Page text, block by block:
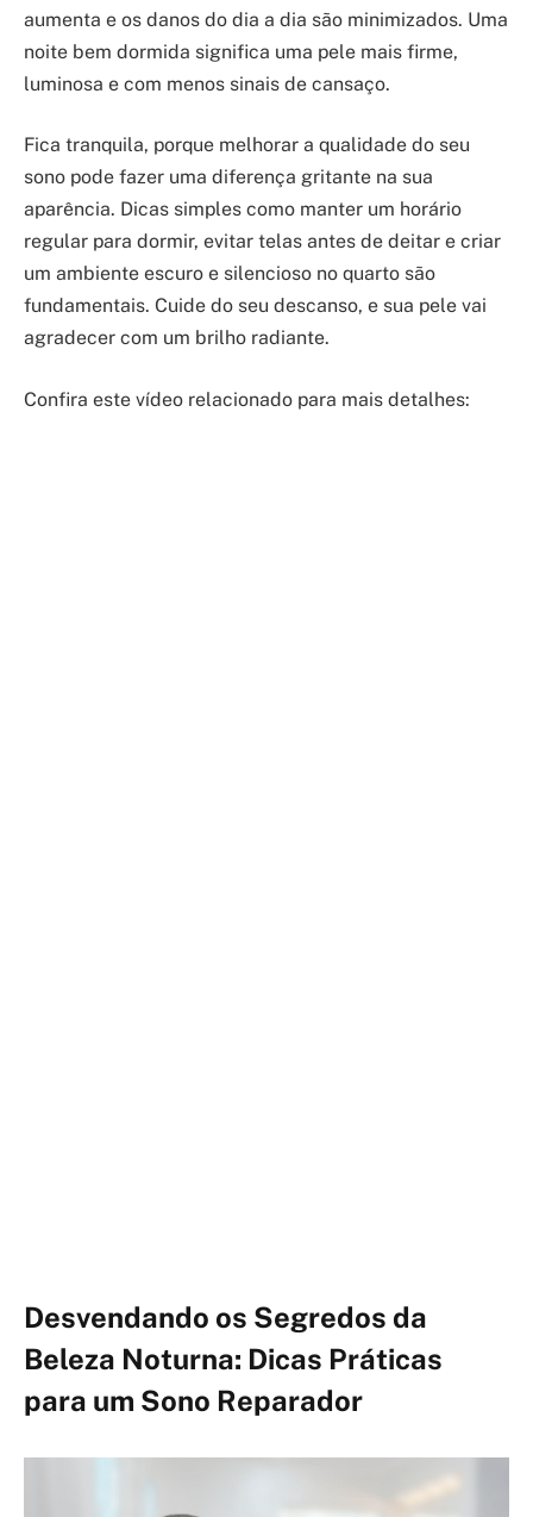
aumenta e os danos do dia a dia são minimizados. Uma
noite bem dormida significa uma pele mais firme,
luminosa e com menos sinais de cansaço.
Fica tranquila, porque melhorar a qualidade do seu
sono pode fazer uma diferença gritante na sua
aparência. Dicas simples como manter um horário
regular para dormir, evitar telas antes de deitar e criar
um ambiente escuro e silencioso no quarto são
fundamentais. Cuide do seu descanso, e sua pele vai
agradecer com um brilho radiante.
Confira este vídeo relacionado para mais detalhes:
Desvendando os Segredos da
Beleza Noturna: Dicas Práticas
para um Sono Reparador